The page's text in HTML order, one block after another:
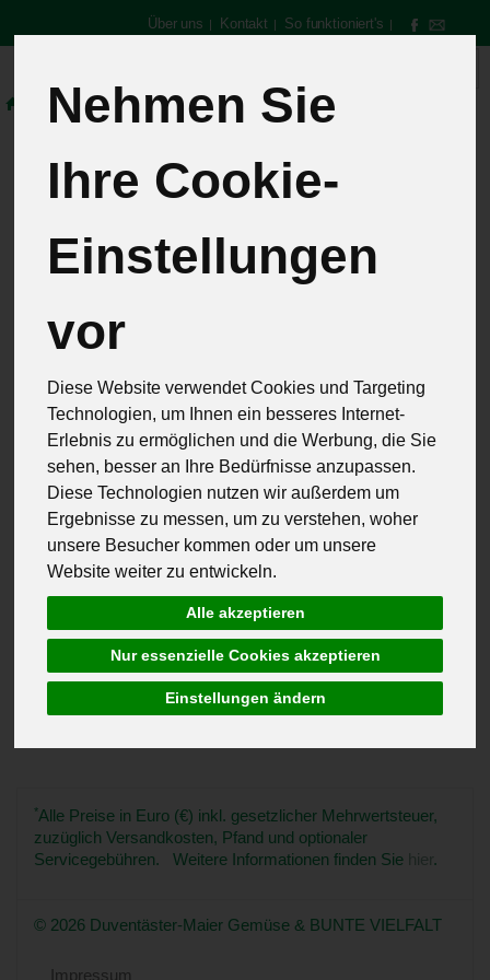
Nehmen Sie
Ihre Cookie-
Einstellungen
vor
Diese Website verwendet Cookies und Targeting
Technologien, um Ihnen ein besseres Internet-
Erlebnis zu ermöglichen und die Werbung, die Sie
sehen, besser an Ihre Bedürfnisse anzupassen.
Diese Technologien nutzen wir außerdem um
Ergebnisse zu messen, um zu verstehen, woher
unsere Besucher kommen oder um unsere
Website weiter zu entwickeln.
Alle akzeptieren
Nur essenzielle Cookies akzeptieren
Einstellungen ändern
Über uns | Kontakt | So funktioniert's |
Gemüse & Obst Wurzel- & Knollengemüse
Wurzel- &
Knollengemüse
8 von 257
12
Hersteller Allergene
Keine passenden Produkte gefunden.
*Alle Preise in Euro (€) inkl. gesetzlicher Mehrwertsteuer,
zuzüglich Versandkosten, Pfand und optionaler
Servicegebühren. Weitere Informationen finden Sie hier.
© 2026 Duventäster-Maier Gemüse & BUNTE VIELFALT
Impressum